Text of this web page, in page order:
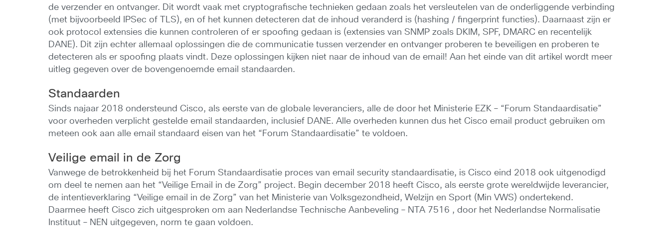
de verzender en ontvanger. Dit wordt vaak met cryptografische technieken gedaan zoals het versleutelen van de onderliggende verbinding
(met bijvoorbeeld IPSec of TLS), en of het kunnen detecteren dat de inhoud veranderd is (hashing / fingerprint functies). Daarnaast zijn er
ook protocol extensies die kunnen controleren of er spoofing gedaan is (extensies van SNMP zoals DKIM, SPF, DMARC en recentelijk
DANE). Dit zijn echter allemaal oplossingen die de communicatie tussen verzender en ontvanger proberen te beveiligen en proberen te
detecteren als er spoofing plaats vindt. Deze oplossingen kijken niet naar de inhoud van de email! Aan het einde van dit artikel wordt meer
uitleg gegeven over de bovengenoemde email standaarden.
Standaarden
Sinds najaar 2018 ondersteund Cisco, als eerste van de globale leveranciers, alle de door het Ministerie EZK – “Forum Standaardisatie”
voor overheden verplicht gestelde email standaarden, inclusief DANE. Alle overheden kunnen dus het Cisco email product gebruiken om
meteen ook aan alle email standaard eisen van het “Forum Standaardisatie” te voldoen.
Veilige email in de Zorg
Vanwege de betrokkenheid bij het Forum Standaardisatie proces van email security standaardisatie, is Cisco eind 2018 ook uitgenodigd
om deel te nemen aan het “Veilige Email in de Zorg” project. Begin december 2018 heeft Cisco, als eerste grote wereldwijde leverancier,
de intentieverklaring “Veilige email in de Zorg” van het Ministerie van Volksgezondheid, Welzijn en Sport (Min VWS) ondertekend.
Daarmee heeft Cisco zich uitgesproken om aan Nederlandse Technische Aanbeveling – NTA 7516 , door het Nederlandse Normalisatie
Instituut – NEN uitgegeven, norm te gaan voldoen.